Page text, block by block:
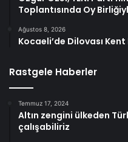
Toplantısında Oy
Ağustos 8, 2026
Kocaeli’de Dilovası Kent
Rastgele Haberler
Temmuz 17, 2024
Altın zengini ülkeden
çalışabiliriz